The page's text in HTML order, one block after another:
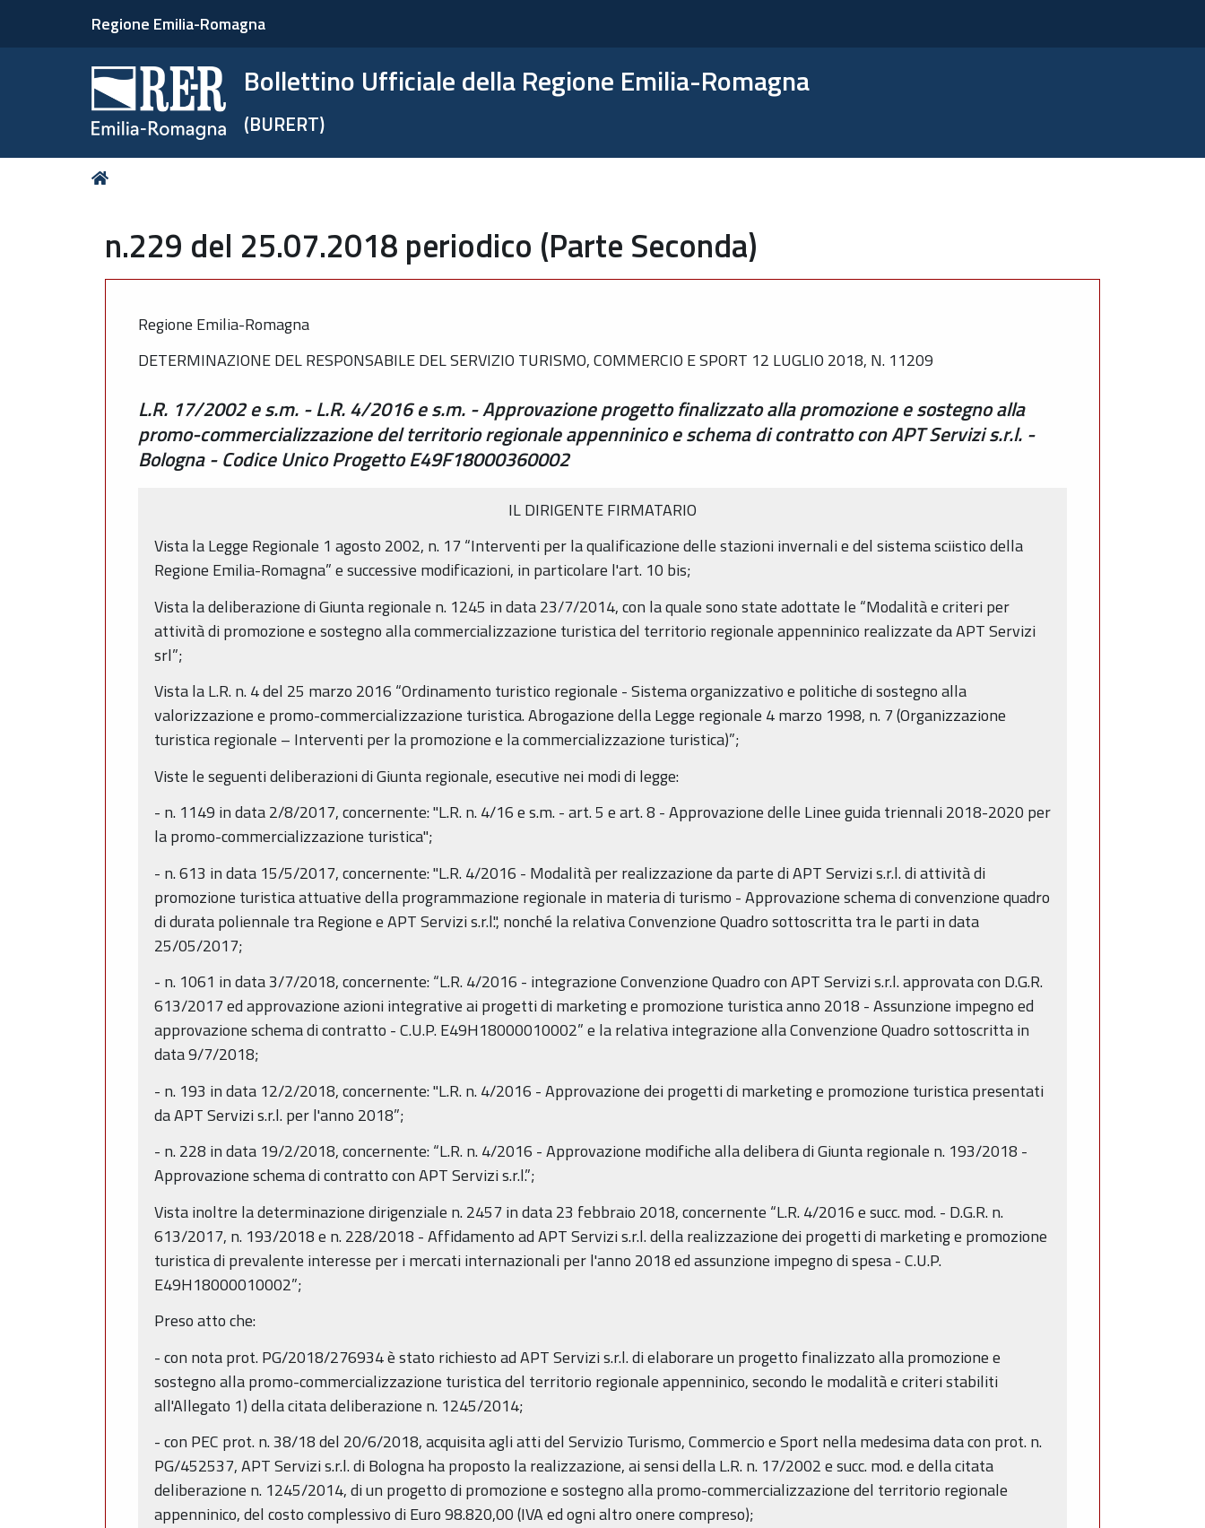
Regione Emilia-Romagna
Bollettino Ufficiale della Regione Emilia-Romagna
(BURERT)
Tu
n.229 del 25.07.2018 periodico (Parte Seconda)
Regione Emilia-Romagna
DETERMINAZIONE DEL RESPONSABILE DEL SERVIZIO TURISMO, COMMERCIO E SPORT 12 LUGLIO 2018, N. 11209
L.R. 17/2002 e s.m. - L.R. 4/2016 e s.m. - Approvazione progetto finalizzato alla promozione e sostegno alla
promo-commercializzazione del territorio regionale appenninico e schema di contratto con APT Servizi s.r.l. -
Bologna - Codice Unico Progetto E49F18000360002
IL DIRIGENTE FIRMATARIO
Vista la Legge Regionale 1 agosto 2002, n. 17 “Interventi per la qualificazione delle stazioni invernali e del sistema sciistico della
Regione Emilia-Romagna” e successive modificazioni, in particolare l'art. 10 bis;
Vista la deliberazione di Giunta regionale n. 1245 in data 23/7/2014, con la quale sono state adottate le “Modalità e criteri per
attività di promozione e sostegno alla commercializzazione turistica del territorio regionale appenninico realizzate da APT Servizi
srl”;
Vista la L.R. n. 4 del 25 marzo 2016 “Ordinamento turistico regionale - Sistema organizzativo e politiche di sostegno alla
valorizzazione e promo-commercializzazione turistica. Abrogazione della Legge regionale 4 marzo 1998, n. 7 (Organizzazione
turistica regionale – Interventi per la promozione e la commercializzazione turistica)”;
Viste le seguenti deliberazioni di Giunta regionale, esecutive nei modi di legge:
- n. 1149 in data 2/8/2017, concernente: "L.R. n. 4/16 e s.m. - art. 5 e art. 8 - Approvazione delle Linee guida triennali 2018-2020 per
la promo-commercializzazione turistica";
- n. 613 in data 15/5/2017, concernente: "L.R. 4/2016 - Modalità per realizzazione da parte di APT Servizi s.r.l. di attività di
promozione turistica attuative della programmazione regionale in materia di turismo - Approvazione schema di convenzione quadro
di durata poliennale tra Regione e APT Servizi s.r.l.", nonché la relativa Convenzione Quadro sottoscritta tra le parti in data
25/05/2017;
- n. 1061 in data 3/7/2018, concernente: “L.R. 4/2016 - integrazione Convenzione Quadro con APT Servizi s.r.l. approvata con D.G.R.
613/2017 ed approvazione azioni integrative ai progetti di marketing e promozione turistica anno 2018 - Assunzione impegno ed
approvazione schema di contratto - C.U.P. E49H18000010002” e la relativa integrazione alla Convenzione Quadro sottoscritta in
data 9/7/2018;
- n. 193 in data 12/2/2018, concernente: "L.R. n. 4/2016 - Approvazione dei progetti di marketing e promozione turistica presentati
da APT Servizi s.r.l. per l'anno 2018”;
- n. 228 in data 19/2/2018, concernente: “L.R. n. 4/2016 - Approvazione modifiche alla delibera di Giunta regionale n. 193/2018 -
Approvazione schema di contratto con APT Servizi s.r.l.”;
Vista inoltre la determinazione dirigenziale n. 2457 in data 23 febbraio 2018, concernente “L.R. 4/2016 e succ. mod. - D.G.R. n.
613/2017, n. 193/2018 e n. 228/2018 - Affidamento ad APT Servizi s.r.l. della realizzazione dei progetti di marketing e promozione
turistica di prevalente interesse per i mercati internazionali per l'anno 2018 ed assunzione impegno di spesa - C.U.P.
E49H18000010002”;
Preso atto che:
- con nota prot. PG/2018/276934 è stato richiesto ad APT Servizi s.r.l. di elaborare un progetto finalizzato alla promozione e
sostegno alla promo-commercializzazione turistica del territorio regionale appenninico, secondo le modalità e criteri stabiliti
all'Allegato 1) della citata deliberazione n. 1245/2014;
- con PEC prot. n. 38/18 del 20/6/2018, acquisita agli atti del Servizio Turismo, Commercio e Sport nella medesima data con prot. n.
PG/452537, APT Servizi s.r.l. di Bologna ha proposto la realizzazione, ai sensi della L.R. n. 17/2002 e succ. mod. e della citata
deliberazione n. 1245/2014, di un progetto di promozione e sostegno alla promo-commercializzazione del territorio regionale
appenninico, del costo complessivo di Euro 98.820,00 (IVA ed ogni altro onere compreso);